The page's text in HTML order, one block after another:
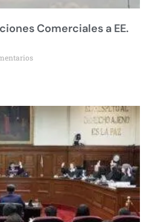
Comerciales a EE.